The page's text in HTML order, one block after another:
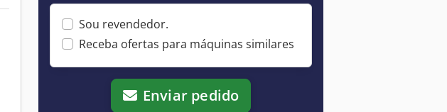
Sou revendedor.
Receba ofertas para máquinas similares
Enviar pedido